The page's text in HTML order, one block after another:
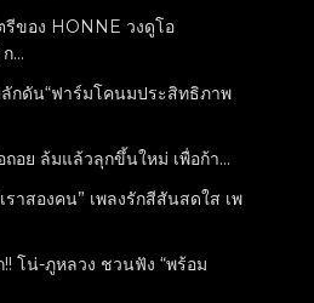
ของ HONNE วงดูโอ
...
กดัน“ฟาร์มโคนมประสิทธิภาพ
อย ล้มแล้วลุกขึ้นใหม่ เพื่อก้า...
ราสองคน” เพลงรักสีสันสดใส เพ
!! โน่-ภูหลวง ชวนฟัง “พร้อม